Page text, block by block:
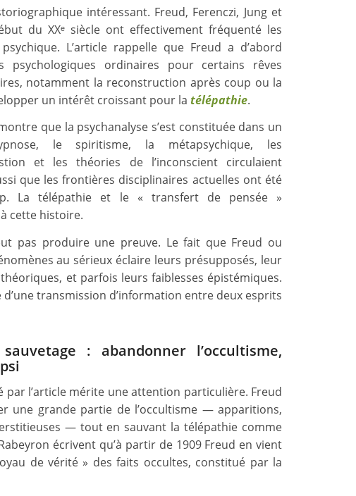
intéressant. Freud, Ferenczi, Jung et
du XXᵉ siècle ont effectivement fréquenté les
L’article rappelle que Freud a d’abord
psychologiques ordinaires pour certains rêves
notamment la reconstruction après coup ou la
un intérêt croissant pour la télépathie.
que la psychanalyse s’est constituée dans un
le spiritisme, la métapsychique, les
et les théories de l’inconscient circulaient
que les frontières disciplinaires actuelles ont été
La télépathie et le « transfert de pensée »
cette histoire.
pas produire une preuve. Le fait que Freud ou
au sérieux éclaire leurs présupposés, leur
et parfois leurs faiblesses épistémiques.
d’une transmission d’information entre deux esprits
: abandonner l’occultisme,
par l’article mérite une attention particulière. Freud
une grande partie de l’occultisme — apparitions,
— tout en sauvant la télépathie comme
écrivent qu’à partir de 1909 Freud en vient
de vérité » des faits occultes, constitué par la